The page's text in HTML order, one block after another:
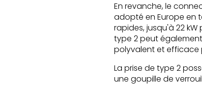
En revanche, le
adopté en Europe en
rapides, jusqu'à 22
type 2 peut
polyvalent et efficace
La prise de type 2
une goupille de